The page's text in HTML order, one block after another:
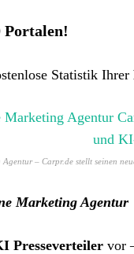
Portalen!
Statistik Ihrer
– Carpr.de stellt seinen
Marketing Agentur
Presseverteiler vor